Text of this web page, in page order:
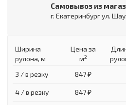
Самовывоз из
г. Екатеринбург ул.
Ширина
рулона, м
Цена за
м2
3 / в резку 847 ₽
4 / в резку 847 ₽